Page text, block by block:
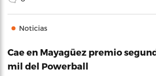
Noticias
Cae en Mayagüez premio
mil del Powerball